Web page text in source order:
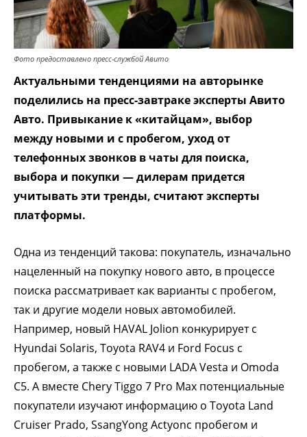
Фото предоставлено пресс-службой Авито
Актуальными тенденциями на авторынке
поделились на пресс-завтраке эксперты Авито
Авто. Привыкание к «китайцам», выбор
между новыми и с пробегом, уход от
телефонных звонков в чаты для поиска,
выбора и покупки — дилерам придется
учитывать эти тренды, считают эксперты
платформы.
Одна из тенденций такова: покупатель, изначально
нацеленный на покупку нового авто, в процессе
поиска рассматривает как варианты с пробегом,
так и другие модели новых автомобилей.
Например, новый HAVAL Jolion конкурирует с
Hyundai Solaris, Toyota RAV4 и Ford Focus с
пробегом, а также с новыми LADA Vesta и Omoda
C5. А вместе Chery Tiggo 7 Pro Max потенциальные
покупатели изучают информацию о Toyota Land
Cruiser Prado, SsangYong Actyonс пробегом и